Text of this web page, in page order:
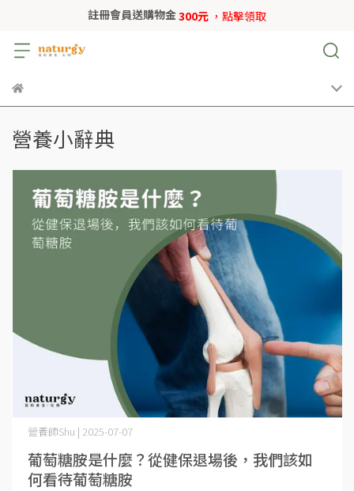
註冊會員送購物金300元 ，點擊領取
營養小辭典
葡萄糖胺是什麼？從健保退場後，我們該如
何看待葡萄糖胺
營養師Shu | 2025-07-07